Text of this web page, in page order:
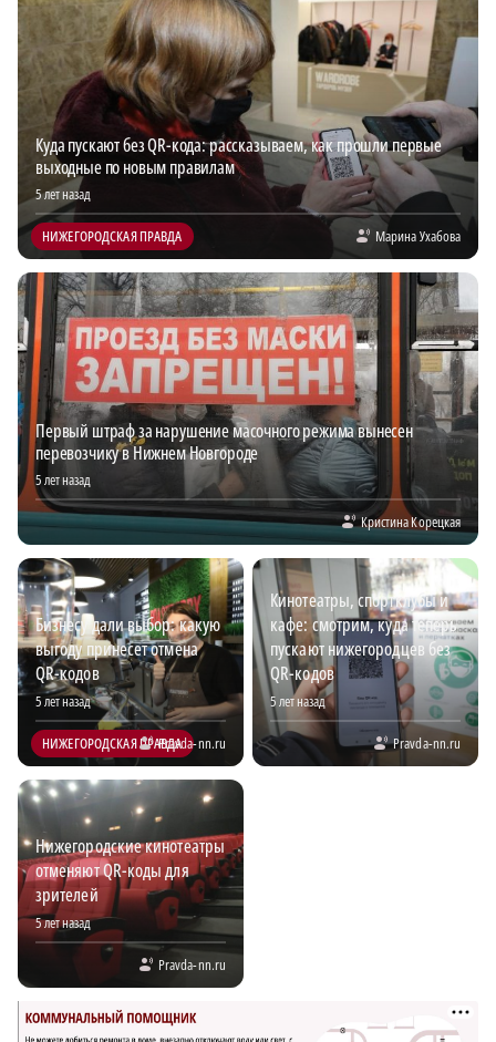
Куда пускают без QR-кода: рассказываем, как прошли первые
выходные по новым правилам
5 лет назад
НИЖЕГОРОДСКАЯ ПРАВДА Марина Ухабова
Первый штраф за нарушение масочного режима вынесен
перевозчику в Нижнем Новгороде
5 лет назад
Кристина Корецкая
Бизнесу дали выбор: какую
выгоду принесет отмена
QR-кодов
5 лет назад
НИЖЕГОРОДСКАЯ ПРАВДАPravda-nn.ru
Кинотеатры, спортклубы и
кафе: смотрим, куда теперь
пускают нижегородцев без
QR-кодов
5 лет назад
Pravda-nn.ru
Нижегородские кинотеатры
отменяют QR-коды для
зрителей
5 лет назад
Pravda-nn.ru